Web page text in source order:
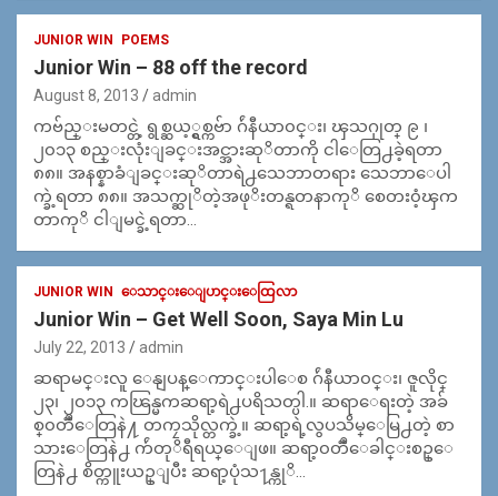
JUNIOR WIN POEMS
Junior Win – 88 off the record
August 8, 2013 admin
ကဗ်ည္းမတင္တဲ့ ရွစ္ဆယ့္ရွစ္ကဗ်ာ ဂ်ဴနီယာ၀င္း၊ ၾသဂုုတ္ ၉ ၊
၂၀၁၃ စည္းလုံးျခင္းအင္အားဆုိတာကို ငါေတြ႕ခဲ့ရတာ
၈၈။ အနစ္နာခံျခင္းဆုိတာရဲ႕သေဘာတရား သေဘာေပါ
က္ခဲ့ရတာ ၈၈။ အသက္ဆုိတဲ့အဖုိးတန္ရတနာကုိ စေတး၀ံ့ၾက
တာကုိ ငါျမင္ခဲ့ရတာ…
JUNIOR WIN ေသာင္းေျပာင္းေထြလာ
Junior Win – Get Well Soon, Saya Min Lu
July 22, 2013 admin
ဆရာမင္းလူ ေနျပန္ေကာင္းပါေစ ဂ်ဴနီယာ၀င္း၊ ဇူလိုင္
၂၃၊ ၂၀၁၃ ကၽြန္မကဆရာ့ရဲ႕ပရိသတ္ပါ.။ ဆရာေရးတဲ့ အခ်
စ္၀တၱဳေတြနဲ႔ တကၠသိုလ္တက္ခဲ့။ ဆရာ့ရဲ့လွပသိမ္ေမြ႕တဲ့ စာ
သားေတြနဲ႕ က်ဴတုိရီရယ္ေျဖ။ ဆရာ့၀တၱဳေခါင္းစဥ္ေ
တြနဲ႕ စိတ္ကူးယဥ္ျပီး ဆရာ့ပုံသ႑န္ကုိ…